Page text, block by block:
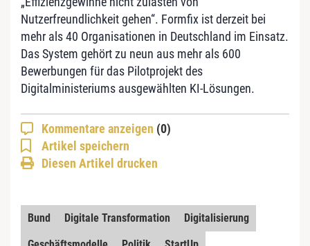
Nutzerfreundlichkeit gehen“. Formfix ist derzeit bei
mehr als 40 Organisationen in Deutschland im Einsatz.
Das System gehört zu neun aus mehr als 600
Bewerbungen für das Pilotprojekt des
Digitalministeriums ausgewählten KI-Lösungen.
Kommentare anzeigen (0)
Artikel speichern
Diesen Artikel drucken
Bund Digitale Transformation
Digitalisierung